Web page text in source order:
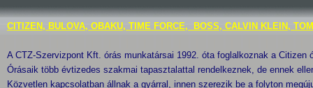
CITIZEN, BULOVA, OBAKU, TIME FORCE, BOSS, CALVIN KLEIN,
A CTZ-Szervizpont Kft. órás munkatársai 1992. óta foglalkoznak a Citizen
Órásaik több évtizedes szakmai tapasztalattal rendelkeznek, de ennek
Közvetlen kapcsolatban állnak a gyárral, innen szerezik be a folyton